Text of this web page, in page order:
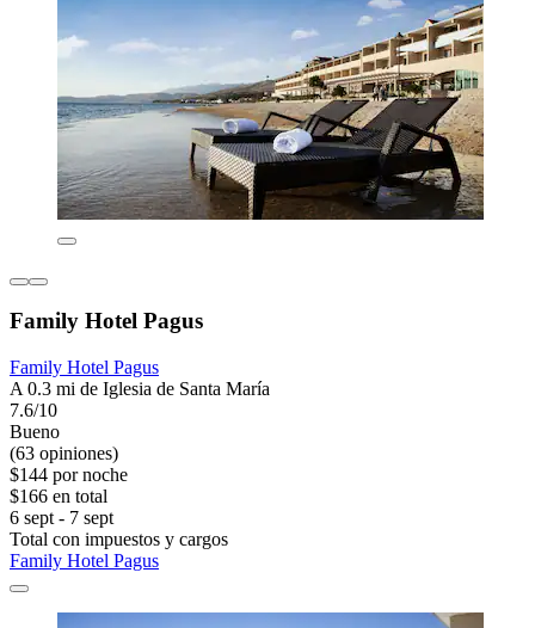
Family Hotel Pagus
Family Hotel Pagus
A 0.3 mi de Iglesia de Santa María
7.6/10
Bueno
(63 opiniones)
$144 por noche
$166 en total
6 sept - 7 sept
Total con impuestos y cargos
Family Hotel Pagus